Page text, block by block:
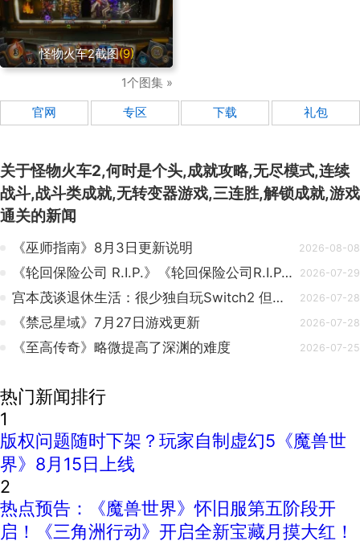
怪物火车2截图(9)
1个图集 »
官网 专区 下载 礼包
关于怪物火车2,何时是个头,成就攻略,无尽模式,连续
战斗,战斗类成就,无转变器游戏,三连胜,解锁成就,游戏
通关的新闻
《巫师指南》8月3日更新说明 2026-08-08
《轮回保险公司 R.I.P.》《轮回保险公司R.I.P.》正式版预告！ 2026-07-29
宫本茂谈退休生活：很少独自玩Switch2 但会和孙子一起通关 2026-07-28
《禁忌星域》7月27日游戏更新 2026-07-28
《至高传奇》略微提高了深渊的难度 2026-07-25
热门新闻排行
1
版权问题随时下架？玩家自制虚幻5《魔兽世
界》8月15日上线
2
热点预告：《魔兽世界》怀旧服第五阶段开
启！《三角洲行动》开启全新宝藏月摸大红！